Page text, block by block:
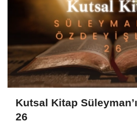
Kutsal Kitap
26